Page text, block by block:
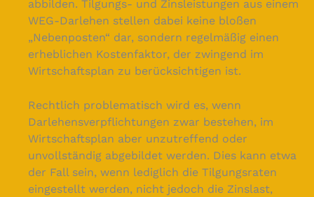
abbilden. Tilgungs- und Zinsleistungen aus einem
WEG-Darlehen stellen dabei keine bloßen
„Nebenposten“ dar, sondern regelmäßig einen
erheblichen Kostenfaktor, der zwingend im
Wirtschaftsplan zu berücksichtigen ist.
Rechtlich problematisch wird es, wenn
Darlehensverpflichtungen zwar bestehen, im
Wirtschaftsplan aber unzutreffend oder
unvollständig abgebildet werden. Dies kann etwa
der Fall sein, wenn lediglich die Tilgungsraten
eingestellt werden, nicht jedoch die Zinslast,